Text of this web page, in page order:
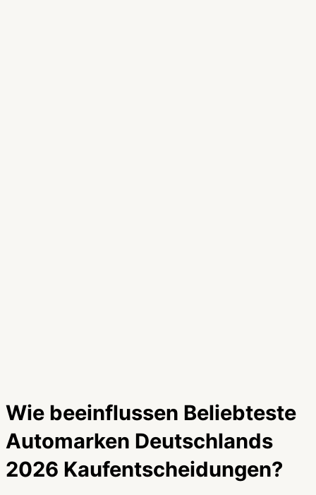
Wie beeinflussen Beliebteste
Automarken Deutschlands
2026 Kaufentscheidungen?